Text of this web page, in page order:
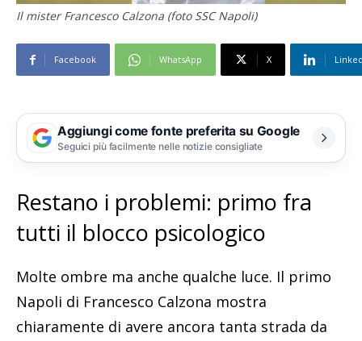
Il mister Francesco Calzona (foto SSC Napoli)
Facebook WhatsApp X
Aggiungi come fonte preferita su Google
Seguici più facilmente nelle notizie consigliate
Restano i problemi: primo fra
tutti il blocco psicologico
Molte ombre ma anche qualche luce. Il primo
Napoli di Francesco Calzona mostra
chiaramente di avere ancora tanta strada da